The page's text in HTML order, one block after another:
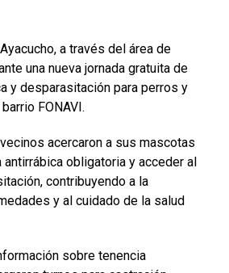
a través del área de
una nueva jornada gratuita de
y desparasitación para perros y
FONAVI.
acercaron a sus mascotas
antirrábica obligatoria y acceder al
contribuyendo a la
y al cuidado de la salud
sobre tenencia